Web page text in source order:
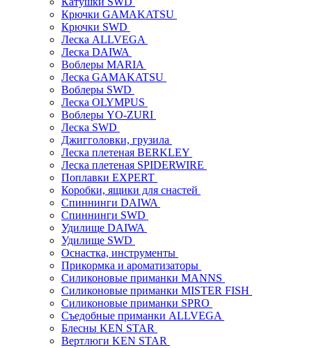
Крючки GAMAKATSU
Крючки SWD
Леска ALLVEGA
Леска DAIWA
Воблеры MARIA
Леска GAMAKATSU
Воблеры SWD
Леска OLYMPUS
Воблеры YO-ZURI
Леска SWD
Джигголовки, грузила
Леска плетеная BERKLEY
Леска плетеная SPIDERWIRE
Поплавки EXPERT
Коробки, ящики для снастей
Спиннинги DAIWA
Спиннинги SWD
Удилище DAIWA
Удилище SWD
Оснастка, инструменты
Прикормка и ароматизаторы
Силиконовые приманки MANNS
Силиконовые приманки MISTER FISH
Силиконовые приманки SPRO
Съедобные приманки ALLVEGA
Блесны KEN STAR
Вертлюги KEN STAR